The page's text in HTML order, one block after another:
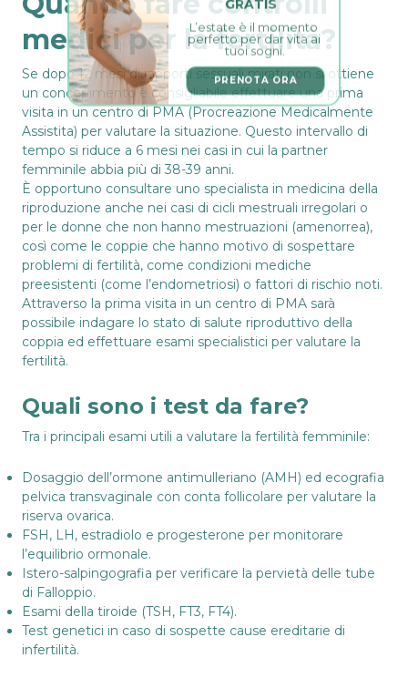
medici per la fertilità?
Se dopo 12 mesi di rapporti sessuali mirati non si ottiene
un concepimento è consigliabile effettuare una prima
visita in un centro di PMA (Procreazione Medicalmente
Assistita) per valutare la situazione. Questo intervallo di
tempo si riduce a 6 mesi nei casi in cui la partner
femminile abbia più di 38-39 anni.
È opportuno consultare uno specialista in medicina della
riproduzione anche nei casi di cicli mestruali irregolari o
per le donne che non hanno mestruazioni (amenorrea),
così come le coppie che hanno motivo di sospettare
problemi di fertilità, come condizioni mediche
preesistenti (come l’endometriosi) o fattori di rischio noti.
Attraverso la prima visita in un centro di PMA sarà
possibile indagare lo stato di salute riproduttivo della
coppia ed effettuare esami specialistici per valutare la
fertilità.
Quali sono i test da fare?
Tra i principali esami utili a valutare la fertilità femminile:
Dosaggio dell’ormone antimulleriano (AMH) ed ecografia
pelvica transvaginale con conta follicolare per valutare la
riserva ovarica.
FSH, LH, estradiolo e progesterone per monitorare
l’equilibrio ormonale.
Istero-salpingografia per verificare la pervietà delle tube
di Falloppio.
Esami della tiroide (TSH, FT3, FT4).
Test genetici in caso di sospette cause ereditarie di
infertilità.
L’estate è il momento
perfetto per dar vita ai
tuoi sogni.
PRENOTA ORA